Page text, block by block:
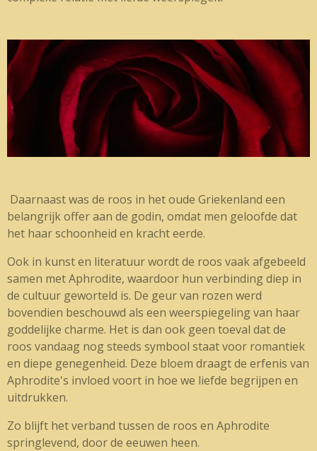
Daarnaast was de roos in het oude Griekenland een
belangrijk offer aan de godin, omdat men geloofde dat
het haar schoonheid en kracht eerde.
Ook in kunst en literatuur wordt de roos vaak afgebeeld
samen met Aphrodite, waardoor hun verbinding diep in
de cultuur geworteld is. De geur van rozen werd
bovendien beschouwd als een weerspiegeling van haar
goddelijke charme. Het is dan ook geen toeval dat de
roos vandaag nog steeds symbool staat voor romantiek
en diepe genegenheid. Deze bloem draagt de erfenis van
Aphrodite's invloed voort in hoe we liefde begrijpen en
uitdrukken.
Zo blijft het verband tussen de roos en Aphrodite
springlevend, door de eeuwen heen.